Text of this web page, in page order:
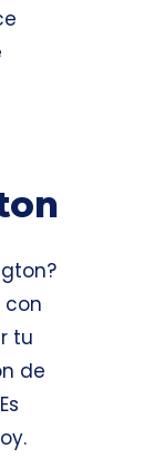
tu
de